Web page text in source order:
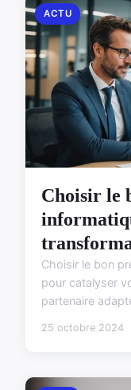
ACTU
Choisir le
Choisir le bon
pour catalyser
partenaire
25 octobre 2024